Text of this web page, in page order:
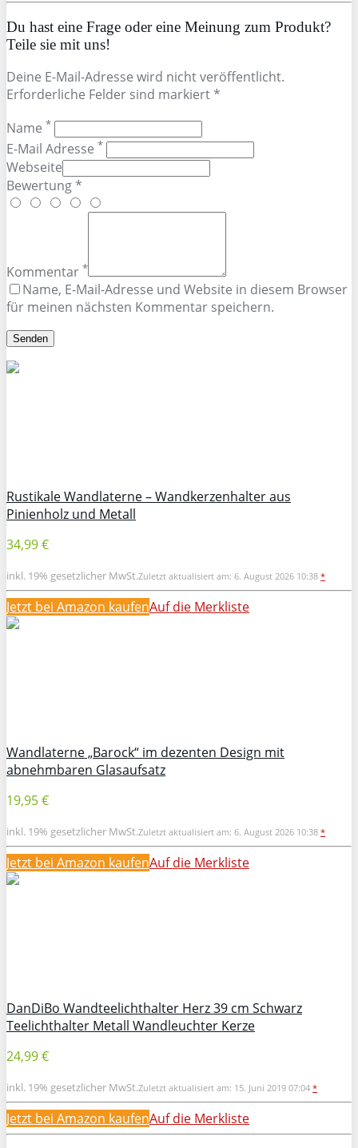
Du hast eine Frage oder eine Meinung zum Produkt?
Teile sie mit uns!
Deine E-Mail-Adresse wird nicht veröffentlicht.
Erforderliche Felder sind markiert *
Name *
E-Mail Adresse *
Webseite
Bewertung *
Kommentar *
Name, E-Mail-Adresse und Website in diesem Browser
für meinen nächsten Kommentar speichern.
Rustikale Wandlaterne – Wandkerzenhalter aus
Pinienholz und Metall
34,99 €
inkl. 19% gesetzlicher MwSt.Zuletzt aktualisiert am: 6. August 2026 10:38 *
Jetzt bei Amazon kaufenAuf die Merkliste
Wandlaterne „Barock“ im dezenten Design mit
abnehmbaren Glasaufsatz
19,95 €
inkl. 19% gesetzlicher MwSt.Zuletzt aktualisiert am: 6. August 2026 10:38 *
Jetzt bei Amazon kaufenAuf die Merkliste
DanDiBo Wandteelichthalter Herz 39 cm Schwarz
Teelichthalter Metall Wandleuchter Kerze
24,99 €
inkl. 19% gesetzlicher MwSt.Zuletzt aktualisiert am: 15. Juni 2019 07:04 *
Jetzt bei Amazon kaufenAuf die Merkliste